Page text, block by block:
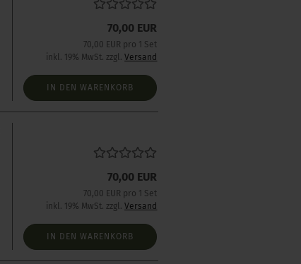
70,00 EUR
70,00 EUR pro 1 Set
inkl. 19% MwSt. zzgl.Versand
IN DEN WARENKORB
70,00 EUR
70,00 EUR pro 1 Set
inkl. 19% MwSt. zzgl.Versand
IN DEN WARENKORB